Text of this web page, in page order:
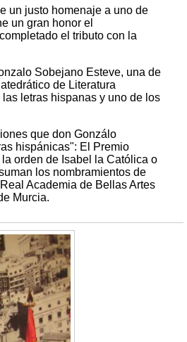
un justo homenaje a uno de
un gran honor el
el tributo con la
Sobejano Esteve, una de
de Literatura
letras hispanas y uno de los
que don Gonzálo
hispánicas": El Premio
orden de Isabel la Católica o
los nombramientos de
Academia de Bellas Artes
Murcia.